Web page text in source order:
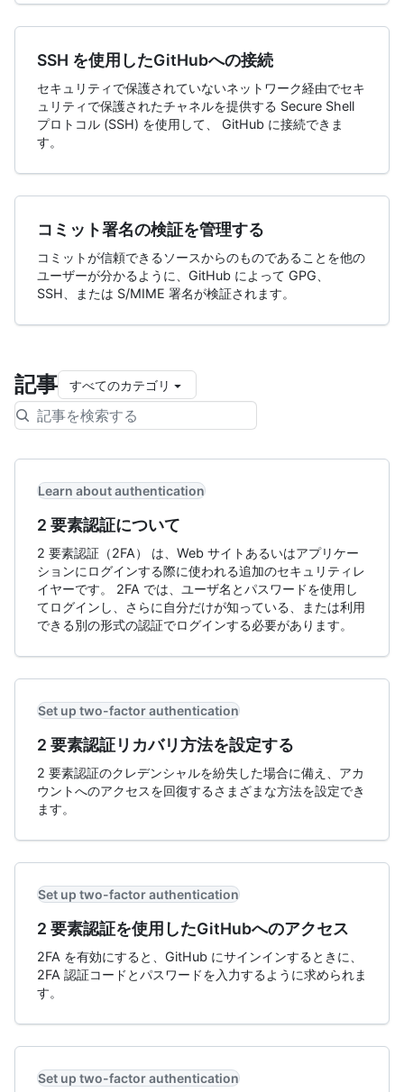
SSH を使用したGitHubへの接続
セキュリティで保護されていないネットワーク経由でセキ
ュリティで保護されたチャネルを提供する Secure Shell
プロトコル (SSH) を使用して、 GitHub に接続できま
す。
コミット署名の検証を管理する
コミットが信頼できるソースからのものであることを他の
ユーザーが分かるように、GitHub によって GPG、
SSH、または S/MIME 署名が検証されます。
記事 すべてのカテゴリ
Learn about authentication
2 要素認証について
2 要素認証（2FA） は、Web サイトあるいはアプリケー
ションにログインする際に使われる追加のセキュリティレ
イヤーです。 2FA では、ユーザ名とパスワードを使用し
てログインし、さらに自分だけが知っている、または利用
できる別の形式の認証でログインする必要があります。
Set up two-factor authentication
2 要素認証リカバリ方法を設定する
2 要素認証のクレデンシャルを紛失した場合に備え、アカ
ウントへのアクセスを回復するさまざまな方法を設定でき
ます。
Set up two-factor authentication
2 要素認証を使用したGitHubへのアクセス
2FA を有効にすると、GitHub にサインインするときに、
2FA 認証コードとパスワードを入力するように求められま
す。
Set up two-factor authentication